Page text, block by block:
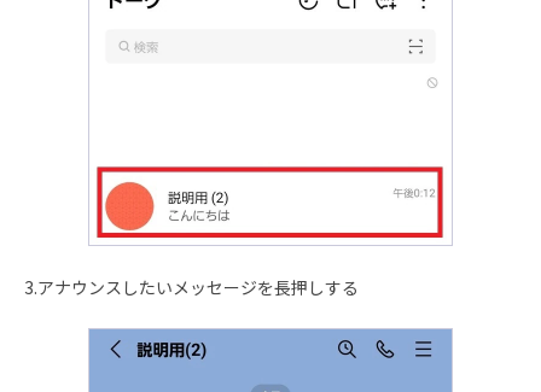
3.アナウンスしたいメッセージを長押しする